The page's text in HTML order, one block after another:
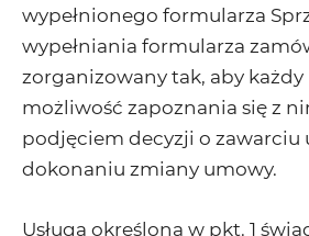
wypełnionego formularza
wypełniania formularza
zorganizowany tak, aby każdy
możliwość zapoznania się z
podjęciem decyzji o zawarciu
dokonaniu zmiany umowy.
Usługa określona w pkt. 1